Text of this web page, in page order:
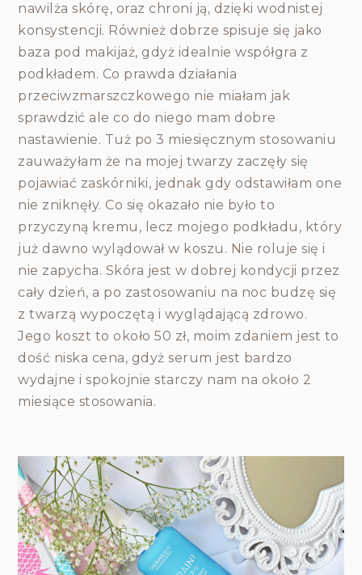
nawilża skórę, oraz chroni ją, dzięki wodnistej
konsystencji. Również dobrze spisuje się jako
baza pod makijaż, gdyż idealnie współgra z
podkładem. Co prawda działania
przeciwzmarszczkowego nie miałam jak
sprawdzić ale co do niego mam dobre
nastawienie. Tuż po 3 miesięcznym stosowaniu
zauważyłam że na mojej twarzy zaczęły się
pojawiać zaskórniki, jednak gdy odstawiłam one
nie zniknęły. Co się okazało nie było to
przyczyną kremu, lecz mojego podkładu, który
już dawno wylądował w koszu. Nie roluje się i
nie zapycha. Skóra jest w dobrej kondycji przez
cały dzień, a po zastosowaniu na noc budzę się
z twarzą wypoczętą i wyglądającą zdrowo.
Jego koszt to około 50 zł, moim zdaniem jest to
dość niska cena, gdyż serum jest bardzo
wydajne i spokojnie starczy nam na około 2
miesiące stosowania.